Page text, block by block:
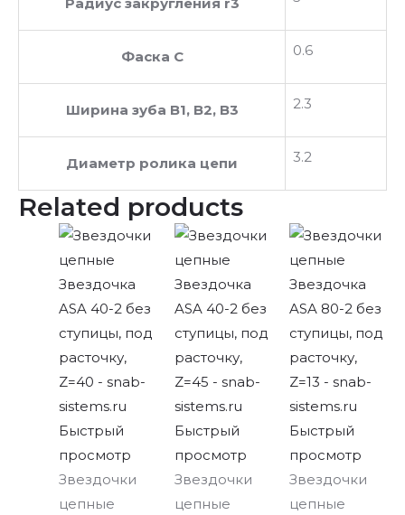
Фаска C 0.6
Ширина зуба В1, В2, В3 2.3
Диаметр ролика цепи 3.2
Related products
Быстрый
просмотр
Звездочки
цепные
Быстрый
просмотр
Звездочки
цепные
Быстрый
просмотр
Звездочки
цепные